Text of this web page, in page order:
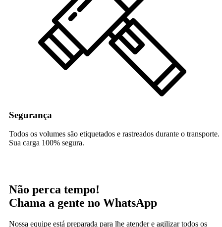
Segurança
Todos os volumes são etiquetados e rastreados durante o transporte.
Sua carga 100% segura.
Não perca tempo!
Chama a gente no WhatsApp
Nossa equipe está preparada para lhe atender e agilizar todos os